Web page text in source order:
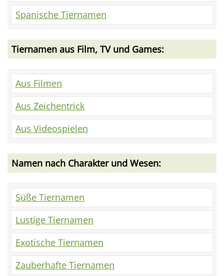
Spanische Tiernamen
Tiernamen aus Film, TV und Games:
Aus Filmen
Aus Zeichentrick
Aus Videospielen
Namen nach Charakter und Wesen:
Süße Tiernamen
Lustige Tiernamen
Exotische Tiernamen
Zauberhafte Tiernamen